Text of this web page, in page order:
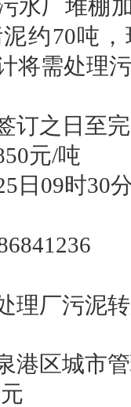
水厂堆棚
约70吨
将需处理
订之日至
元/吨
日09时30
理厂污泥
港区城市